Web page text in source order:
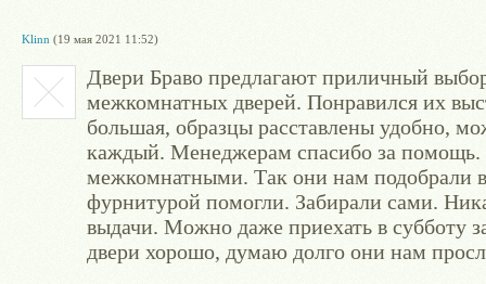
Klinn (19 мая 2021 11:52)
Двери Браво предлагают приличный
межкомнатных дверей. Понравился их
большая, образцы расставлены удобно,
каждый. Менеджерам спасибо за
межкомнатными. Так они нам подобрали
фурнитурой помогли. Забирали сами.
выдачи. Можно даже приехать в субботу
двери хорошо, думаю долго они нам